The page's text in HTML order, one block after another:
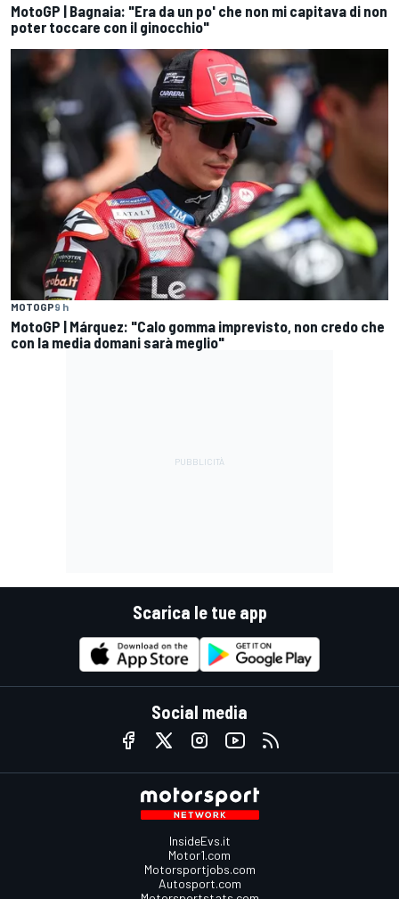
MotoGP | Bagnaia: "Era da un po' che non mi capitava di non
poter toccare con il ginocchio"
MOTOGP9 h
MotoGP | Márquez: "Calo gomma imprevisto, non credo che
con la media domani sarà meglio"
Scarica le tue app
Social media
InsideEvs.it
Motor1.com
Motorsportjobs.com
Autosport.com